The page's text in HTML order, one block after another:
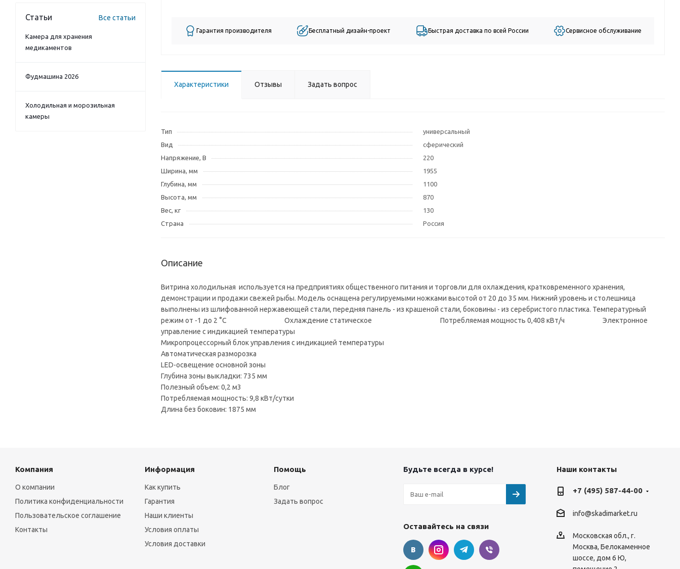
Гарантия производителя Бесплатный дизайн-проект Быстрая доставка по всей России Сервисное обслуживание
Характеристики Отзывы Задать вопрос
Тип
универсальный
Вид
сферический
Напряжение, В
220
Ширина, мм
1955
Глубина, мм
1100
Высота, мм
870
Вес, кг
130
Страна
Россия
Описание
Витрина холодильная используется на предприятиях общественного питания и торговли для охлаждения, кратковременного хранения,
демонстрации и продажи свежей рыбы. Модель оснащена регулируемыми ножками высотой от 20 до 35 мм. Нижний уровень и столешница
выполнены из шлифованной нержавеющей стали, передняя панель - из крашеной стали, боковины - из серебристого пластика. Температурный
режим от -1 до 2 °C Охлаждение статическое Потребляемая мощность 0,408 кВт/ч Электронное
управление с индикацией температуры
Микропроцессорный блок управления с индикацией температуры
Автоматическая разморозка
LED-освещение основной зоны
Глубина зоны выкладки: 735 мм
Полезный объем: 0,2 м3
Потребляемая мощность: 9,8 кВт/сутки
Длина без боковин: 1875 мм
Статьи Все статьи
Камера для хранения
медикаментов
Фудмашина 2026
Холодильная и морозильная
камеры
Компания
О компании
Политика конфиденциальности
Пользовательское соглашение
Контакты
Информация
Как купить
Гарантия
Наши клиенты
Условия оплаты
Условия доставки
Помощь
Блог
Задать вопрос
Будьте всегда в курсе!
Оставайтесь на связи
Наши контакты
+7 (495) 587-44-00
info@skadimarket.ru
Московская обл., г.
Москва, Белокаменное
шоссе, дом 6 Ю,